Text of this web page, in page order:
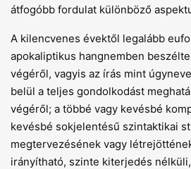
átfogóbb fordulat különböző
A kilencvenes évektől legalább
apokaliptikus hangnemben
végéről, vagyis az írás mint
belül a teljes gondolkodást
végéről; a többé vagy kevésbé
kevésbé sokjelentésű szintaktikai
megtervezésének vagy
irányítható, szinte kiterjedés